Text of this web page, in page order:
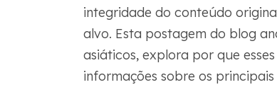
integridade do conteúdo
alvo. Esta postagem do blog
asiáticos, explora por que
informações sobre os